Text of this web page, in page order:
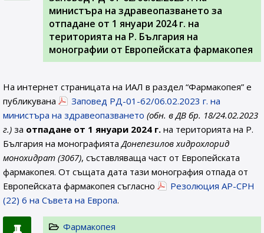
министъра на здравеопазването за
отпадане от 1 януари 2024 г. на
територията на Р. България на
монографии от Европейската фармакопея
На интернет страницата на ИАЛ в раздел “Фармакопея” е
публикувана
Заповед РД-01-62/06.02.2023 г. на
министъра на здравеопазването (обн. в ДВ бр. 18/24.02.2023
г.) за отпадане от 1 януари 2024 г. на територията на Р.
България на монографиятаДонепезилов хидрохлорид
монохидрат (3067), съставляваща част от Европейската
фармакопея. От същата дата тази монография отпада от
Европейската фармакопея съгласно
Резолюция AP-CPH
(22) 6 на Съвета на Европа.
Фармакопея